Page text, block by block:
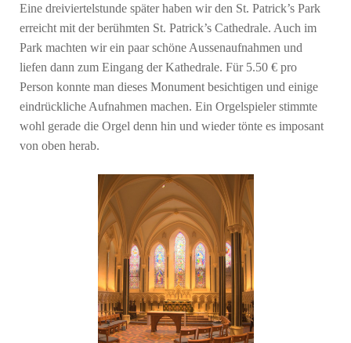
Eine dreiviertelstunde später haben wir den St. Patrick’s Park
erreicht mit der berühmten St. Patrick’s Cathedrale. Auch im
Park machten wir ein paar schöne Aussenaufnahmen und
liefen dann zum Eingang der Kathedrale. Für 5.50 € pro
Person konnte man dieses Monument besichtigen und einige
eindrückliche Aufnahmen machen. Ein Orgelspieler stimmte
wohl gerade die Orgel denn hin und wieder tönte es imposant
von oben herab.